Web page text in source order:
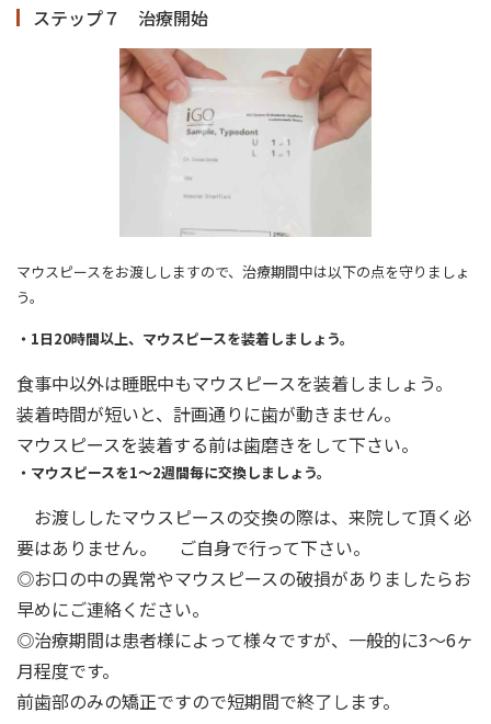
ステップ７ 治療開始
マウスピースをお渡ししますので、治療期間中は以下の点を守りましょ
う。
・1日20時間以上、マウスピースを装着しましょう。
食事中以外は睡眠中もマウスピースを装着しましょう。
装着時間が短いと、計画通りに歯が動きません。
マウスピースを装着する前は歯磨きをして下さい。
・マウスピースを1～2週間毎に交換しましょう。
お渡ししたマウスピースの交換の際は、来院して頂く必
要はありません。 ご自身で行って下さい。
◎お口の中の異常やマウスピースの破損がありましたらお
早めにご連絡ください。
◎治療期間は患者様によって様々ですが、一般的に3～6ヶ
月程度です。
前歯部のみの矯正ですので短期間で終了します。